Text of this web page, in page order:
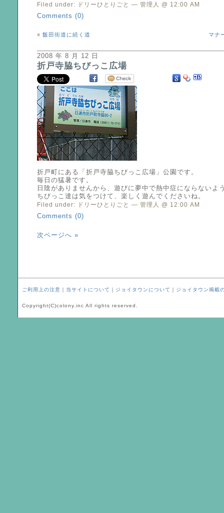
Filed under:
ドリーひとりごと — 管理人 @ 12:00 AM
Comments (0)
« 飯田街道に続く道 マナ
2008 年 8 月 12 日
折戸寺脇ちびっこ広場
折戸町にある「折戸寺脇ちびっこ広場」公園です。
毎日の猛暑です。
日陰がありませんから、遊びに夢中で熱中症にならないよ
ちびっこ達は気をつけて、楽しく遊んでくださいね。
Filed under:
ドリーひとりごと — 管理人 @ 12:00 AM
Comments (0)
次ページへ »
ご利用上の注意 ｜ 当サイトについて ｜ ジョイタウンについて ｜ ジョイタウン掲載
Copyright(C)colony.inc All rights reserved.